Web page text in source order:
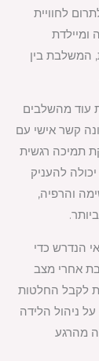
לחוויית
ומיילדת
המשלבת בין
עוד מהשלבים
קשר אישי עם
תמיכה רגשית
להעניק
והרפיה,
הנדרש כדי
אחרי מצב
לקבל החלטות
ניהול הלידה
מהרגע